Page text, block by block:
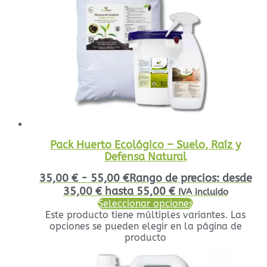
Pack Huerto Ecológico – Suelo, Raíz y
Defensa Natural
35,00 € - 55,00 €Rango de precios: desde
35,00 € hasta 55,00 € IVA incluido
Seleccionar opciones
Este producto tiene múltiples variantes. Las
opciones se pueden elegir en la página de
producto